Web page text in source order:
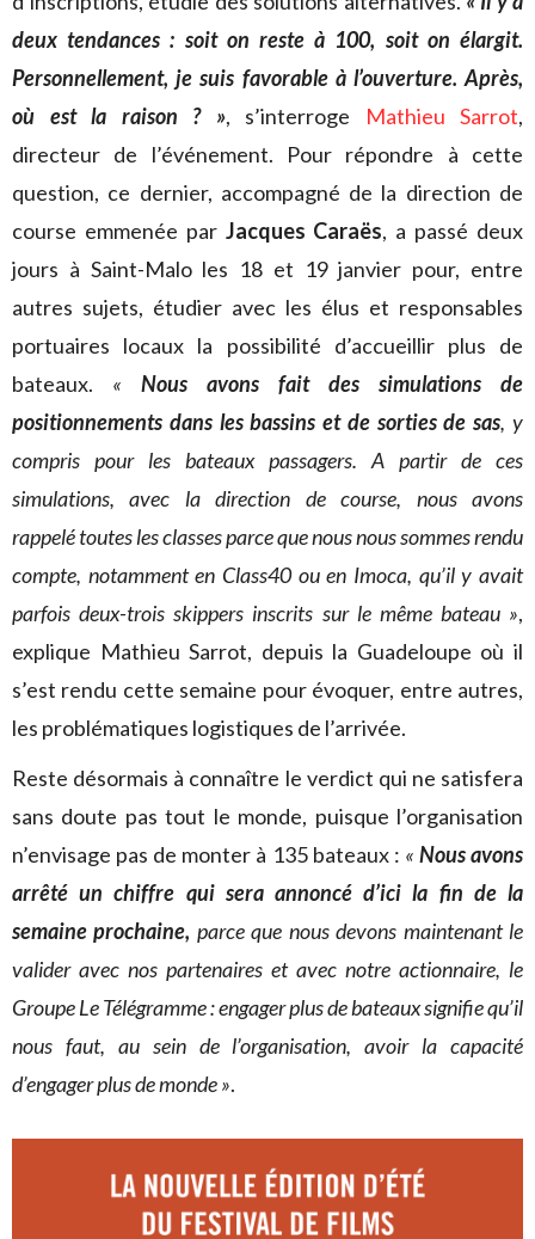
deux tendances : soit on reste à 100, soit on élargit.
Personnellement, je suis favorable à l’ouverture. Après,
où est la raison ? », s’interroge Mathieu Sarrot,
directeur de l’événement. Pour répondre à cette
question, ce dernier, accompagné de la direction de
course emmenée par Jacques Caraës, a passé deux
jours à Saint-Malo les 18 et 19 janvier pour, entre
autres sujets, étudier avec les élus et responsables
portuaires locaux la possibilité d’accueillir plus de
bateaux. « Nous avons fait des simulations de
positionnements dans les bassins et de sorties de sas, y
compris pour les bateaux passagers. A partir de ces
simulations, avec la direction de course, nous avons
rappelé toutes les classes parce que nous nous sommes rendu
compte, notamment en Class40 ou en Imoca, qu’il y avait
parfois deux-trois skippers inscrits sur le même bateau »,
explique Mathieu Sarrot, depuis la Guadeloupe où il
s’est rendu cette semaine pour évoquer, entre autres,
les problématiques logistiques de l’arrivée.
Reste désormais à connaître le verdict qui ne satisfera
sans doute pas tout le monde, puisque l’organisation
n’envisage pas de monter à 135 bateaux : « Nous avons
arrêté un chiffre qui sera annoncé d’ici la fin de la
semaine prochaine, parce que nous devons maintenant le
valider avec nos partenaires et avec notre actionnaire, le
Groupe Le Télégramme : engager plus de bateaux signifie qu’il
nous faut, au sein de l’organisation, avoir la capacité
d’engager plus de monde ».